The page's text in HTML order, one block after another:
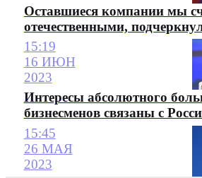
Оставшиеся компании мы
отечественными,
15:19
16 ИЮН
2023
Интересы абсолютного
бизнесменов связаны с
15:45
26 МАЯ
2023